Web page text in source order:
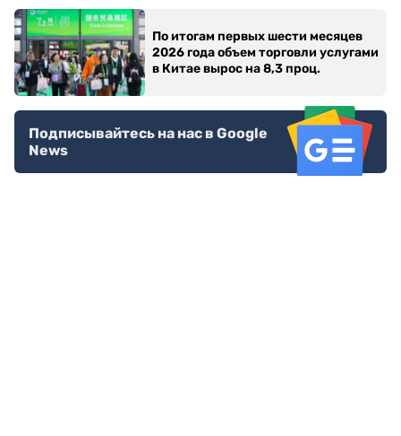
По итогам первых шести месяцев
2026 года объем торговли услугами
в Китае вырос на 8,3 проц.
Подписывайтесь на нас в Google
News